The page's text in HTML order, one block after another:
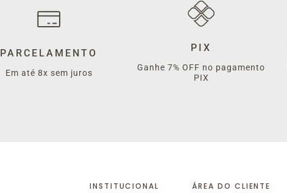
PARCELAMENTO
Em até 8x sem juros
PIX
Ganhe 7% OFF no pagamento
PIX
INSTITUCIONAL
ÁREA DO CLIENTE